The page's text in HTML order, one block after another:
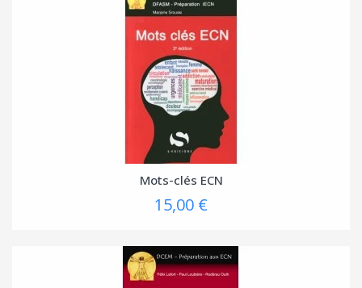
Mots-clés ECN
15,00 €